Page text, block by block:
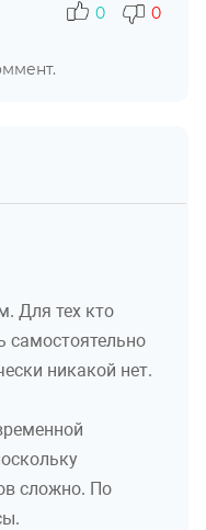
0
0
Для тех кто
самостоятельно
никакой нет.
сложно. По